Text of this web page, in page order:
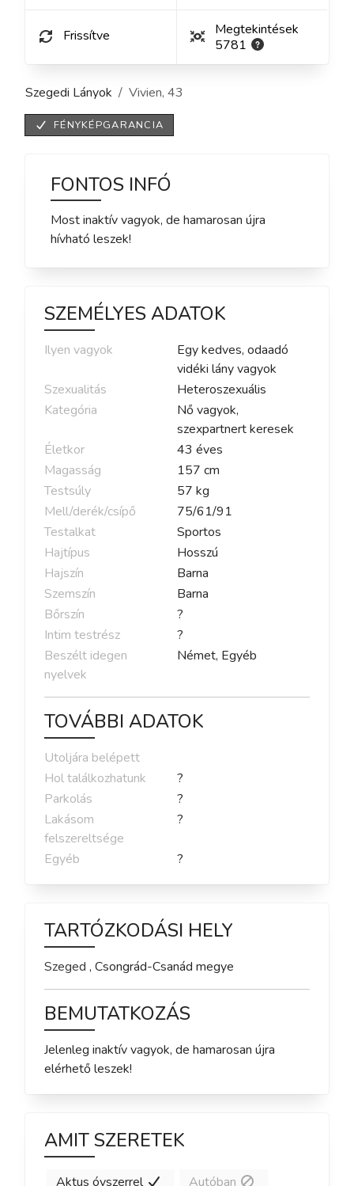
Frissítve
Megtekintések
5781
Szegedi Lányok Vivien, 43
FÉNYKÉPGARANCIA
FONTOS INFÓ
Most inaktív vagyok, de hamarosan újra
hívható leszek!
SZEMÉLYES ADATOK
Ilyen vagyok
Egy kedves, odaadó
vidéki lány vagyok
Szexualitás
Heteroszexuális
Kategória
Nő vagyok,
szexpartnert keresek
Életkor
43 éves
Magasság
157 cm
Testsúly
57 kg
Mell/derék/csípő
75/61/91
Testalkat
Sportos
Hajtípus
Hosszú
Hajszín
Barna
Szemszín
Barna
Bőrszín
?
Intim testrész
?
Beszélt idegen
nyelvek
Német, Egyéb
TOVÁBBI ADATOK
Utoljára belépett
Hol találkozhatunk
?
Parkolás
?
Lakásom
felszereltsége
?
Egyéb ?
TARTÓZKODÁSI HELY
Szeged , Csongrád-Csanád megye
BEMUTATKOZÁS
Jelenleg inaktív vagyok, de hamarosan újra
elérhető leszek!
AMIT SZERETEK
Aktus óvszerrel Autóban